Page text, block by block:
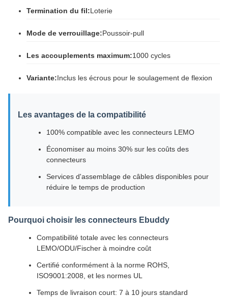
Termination du fil:Loterie
Mode de verrouillage:Poussoir-pull
Les accouplements maximum:1000 cycles
Variante:Inclus les écrous pour le soulagement de flexion
Les avantages de la compatibilité
100% compatible avec les connecteurs LEMO
Économiser au moins 30% sur les coûts des
connecteurs
Services d'assemblage de câbles disponibles pour
réduire le temps de production
Pourquoi choisir les connecteurs Ebuddy
Compatibilité totale avec les connecteurs
LEMO/ODU/Fischer à moindre coût
Certifié conformément à la norme ROHS,
ISO9001:2008, et les normes UL
Temps de livraison court: 7 à 10 jours standard